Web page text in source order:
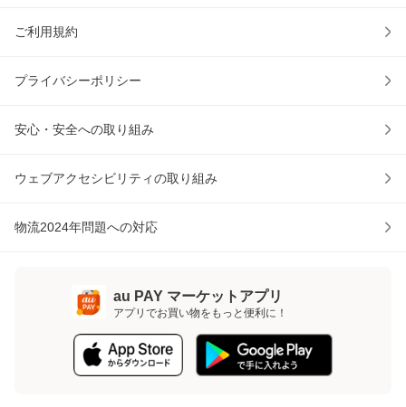
ご利用規約
プライバシーポリシー
安心・安全への取り組み
ウェブアクセシビリティの取り組み
物流2024年問題への対応
au PAY マーケットアプリ
アプリでお買い物をもっと便利に！